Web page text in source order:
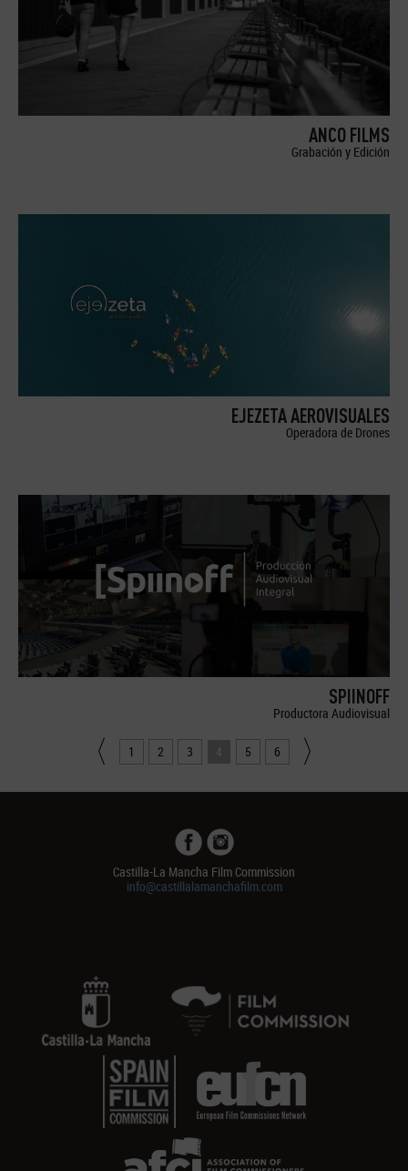
ANCO FILMS
Grabación y Edición
EJEZETA AEROVISUALES
Operadora de Drones
SPIINOFF
Productora Audiovisual
1 2 3 4 5 6
Castilla-La Mancha Film Commission
info@castillalamanchafilm.com